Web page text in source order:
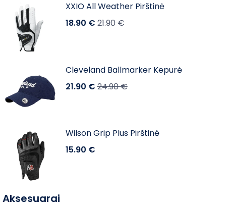
XXIO All Weather Pirštinė
18.90 €21.90€
Cleveland Ballmarker Kepurė
21.90 €24.90€
Wilson Grip Plus Pirštinė
15.90 €
Aksesuarai